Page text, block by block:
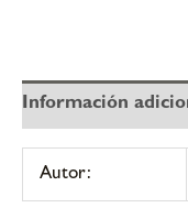
cantidad
Información
Autor: